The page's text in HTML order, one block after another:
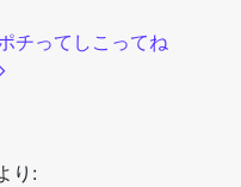
ョン
チってしこってね
り: